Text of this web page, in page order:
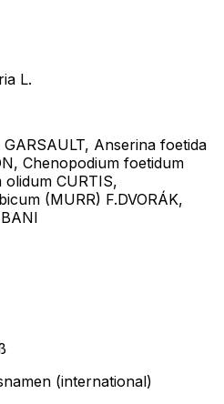
L.
Anserina foetida
Chenopodium foetidum
CURTIS,
(MURR) F.DVORÁK,
(international)